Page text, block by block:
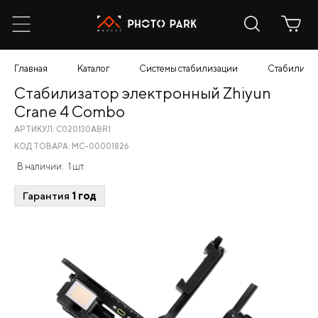
Главная Каталог Системы стабилизации
Стабилизатор электронный Zhiyun
Crane 4 Combo
АРТИКУЛ: C020130ABR1
КОД ТОВАРА: МС-00001826
В наличии: 1 шт.
Гарантия 1 год